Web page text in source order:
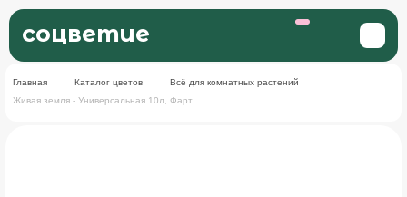
соцветие
Главная Каталог цветов
Всё для комнатных растений
Живая земля - Универсальная 10л, Фарт